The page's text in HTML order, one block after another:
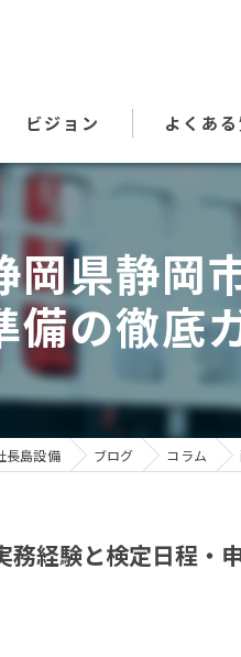
ビジョン よくあ
県静岡
備の徹底
長島設備 ブログ コラム
経験と検定日程・